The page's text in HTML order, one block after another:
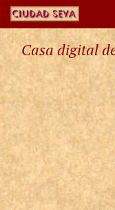
Casa digital